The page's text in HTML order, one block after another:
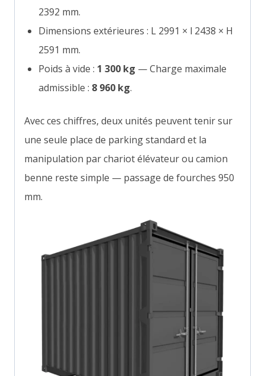
2392 mm.
Dimensions extérieures : L 2991 × l 2438 × H
2591 mm.
Poids à vide : 1 300 kg — Charge maximale
admissible : 8 960 kg.
Avec ces chiffres, deux unités peuvent tenir sur
une seule place de parking standard et la
manipulation par chariot élévateur ou camion
benne reste simple — passage de fourches 950
mm.